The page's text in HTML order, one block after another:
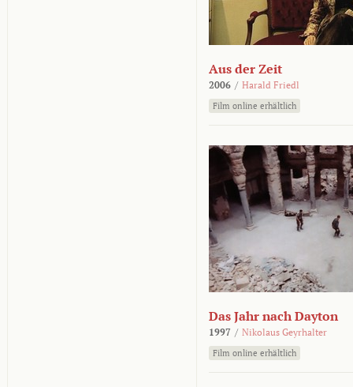
Aus der Zeit
2006 / Harald Friedl
Film online erhältlich
Das Jahr nach Dayton
1997 / Nikolaus Geyrhalter
Film online erhältlich